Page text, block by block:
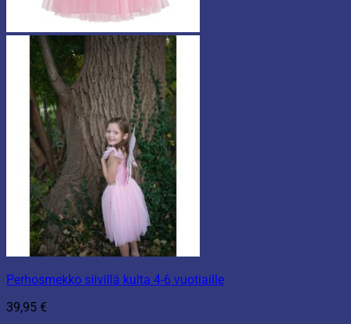
Perhosmekko siivillä kulta 4-6 vuotiaille
39,95 €